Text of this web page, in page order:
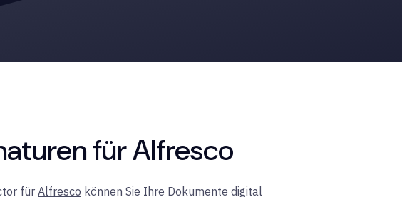
für Alfresco
für Alfresco können Sie Ihre Dokumente digital